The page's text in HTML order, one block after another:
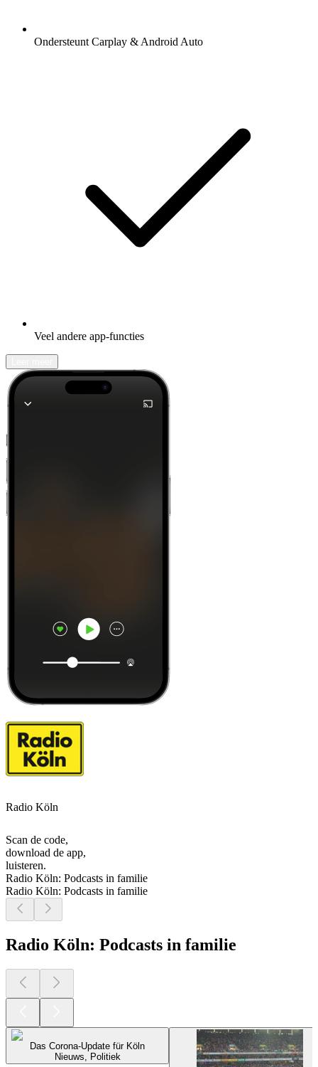
Ondersteunt Carplay & Android Auto
Veel andere app-functies
Radio Köln
Scan de code,
download de app,
luisteren.
Radio Köln: Podcasts in familie
Radio Köln: Podcasts in familie
Radio Köln: Podcasts in familie
Das Corona-Update für Köln
Nieuws, Politiek